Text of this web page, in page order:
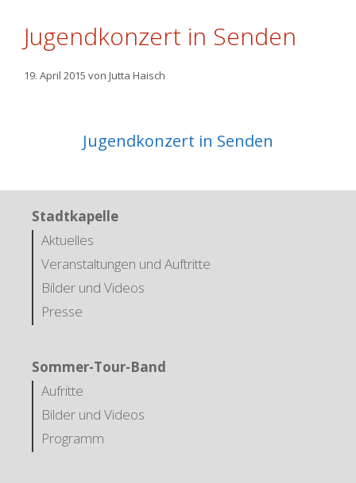
Jugendkonzert in Senden
19. April 2015 von Jutta Haisch
Jugendkonzert in Senden
Stadtkapelle
Aktuelles
Veranstaltungen und Auftritte
Bilder und Videos
Presse
Sommer-Tour-Band
Aufritte
Bilder und Videos
Programm